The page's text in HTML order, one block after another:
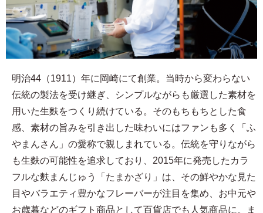
明治44（1911）年に岡崎にて創業。当時から変わらない
伝統の製法を受け継ぎ、シンプルながらも厳選した素材を
用いた生麩をつくり続けている。そのもちもちとした食
感、素材の旨みを引き出した味わいにはファンも多く「ふ
やまんさん」の愛称で親しまれている。伝統を守りながら
も生麩の可能性を追求しており、2015年に発売したカラ
フルな麩まんじゅう「たまかざり」は、その鮮やかな見た
目やバラエティ豊かなフレーバーが注目を集め、お中元や
お歳暮などのギフト商品として百貨店でも人気商品に。ま